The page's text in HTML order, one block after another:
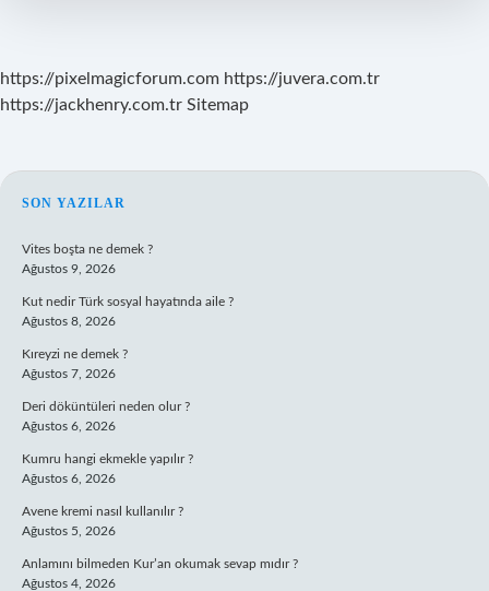
https://pixelmagicforum.com https://juvera.com.tr
https://jackhenry.com.tr Sitemap
SIDEBAR
SON YAZILAR
Vites boşta ne demek ?
Ağustos 9, 2026
Kut nedir Türk sosyal hayatında aile ?
Ağustos 8, 2026
Kıreyzi ne demek ?
Ağustos 7, 2026
Deri döküntüleri neden olur ?
Ağustos 6, 2026
Kumru hangi ekmekle yapılır ?
Ağustos 6, 2026
Avene kremi nasıl kullanılır ?
Ağustos 5, 2026
Anlamını bilmeden Kur’an okumak sevap mıdır ?
Ağustos 4, 2026